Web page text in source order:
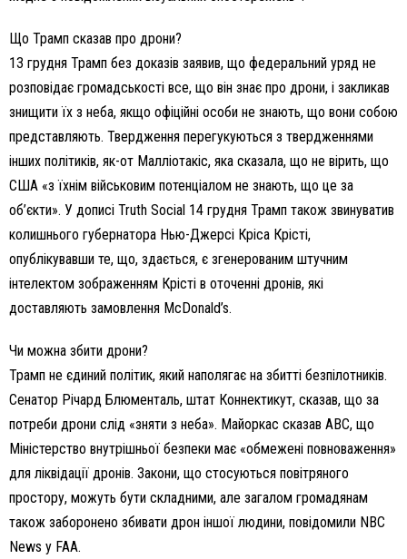
Що Трамп сказав про дрони?
13 грудня Трамп без доказів заявив, що федеральний уряд не
розповідає громадськості все, що він знає про дрони, і закликав
знищити їх з неба, якщо офіційні особи не знають, що вони собою
представляють. Твердження перегукуються з твердженнями
інших політиків, як-от Малліотакіс, яка сказала, що не вірить, що
США «з їхнім військовим потенціалом не знають, що це за
об’єкти». У дописі Truth Social 14 грудня Трамп також звинуватив
колишнього губернатора Нью-Джерсі Кріса Крісті,
опублікувавши те, що, здається, є згенерованим штучним
інтелектом зображенням Крісті в оточенні дронів, які
доставляють замовлення McDonald’s.
Чи можна збити дрони?
Трамп не єдиний політик, який наполягає на збитті безпілотників.
Сенатор Річард Блюменталь, штат Коннектикут, сказав, що за
потреби дрони слід «зняти з неба». Майоркас сказав ABC, що
Міністерство внутрішньої безпеки має «обмежені повноваження»
для ліквідації дронів. Закони, що стосуються повітряного
простору, можуть бути складними, але загалом громадянам
також заборонено збивати дрон іншої людини, повідомили NBC
News у FAA.